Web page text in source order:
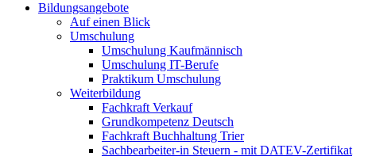
Bildungsangebote
Auf einen Blick
Umschulung
Umschulung Kaufmännisch
Umschulung IT-Berufe
Praktikum Umschulung
Weiterbildung
Fachkraft Verkauf
Grundkompetenz Deutsch
Fachkraft Buchhaltung Trier
Sachbearbeiter-in Steuern - mit DATEV-Zertifikat